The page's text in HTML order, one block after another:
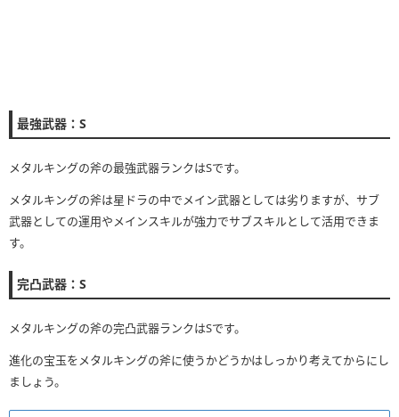
最強武器：S
メタルキングの斧の最強武器ランクはSです。
メタルキングの斧は星ドラの中でメイン武器としては劣りますが、サブ
武器としての運用やメインスキルが強力でサブスキルとして活用できま
す。
完凸武器：S
メタルキングの斧の完凸武器ランクはSです。
進化の宝玉をメタルキングの斧に使うかどうかはしっかり考えてからにし
ましょう。